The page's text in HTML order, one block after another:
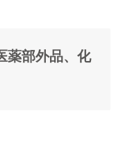
薬部外品、化